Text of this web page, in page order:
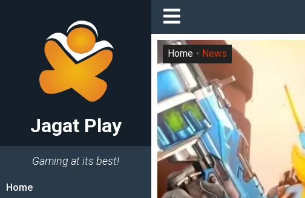
Jagat Play
Gaming at its best!
Home
Home News